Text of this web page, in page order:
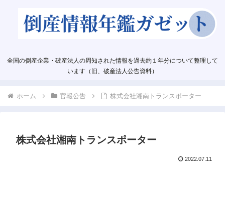
全国の倒産企業・破産法人の周知された情報を過去約１年分について整理して
います（旧、破産法人公告資料）
ホーム 官報公告 株式会社湘南トランスポーター
株式会社湘南トランスポーター
2022.07.11